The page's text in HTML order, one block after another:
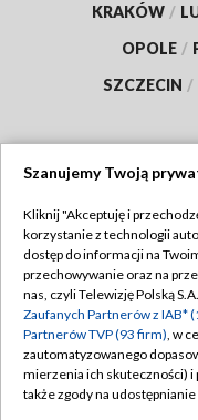
KRAKÓW /
OPOLE /
SZCZECIN /
Abonament TVP
Emisja w TVP
Centrum informacji
Naziemna Telewizja
Szanujemy Twoją
Kliknij "Akceptuję i
korzystanie z technologii
dostęp do informacji na
przechowywanie oraz na
nas, czyli Telewizję Polską
Zaufanych Partnerów z IAB*
Partnerów TVP (93 firm), w
zautomatyzowanego
mierzenia ich skuteczności) i
także zgody na